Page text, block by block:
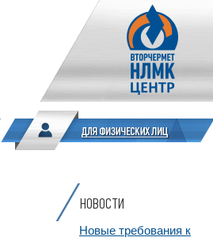
НОВОСТИ
Новые требования к